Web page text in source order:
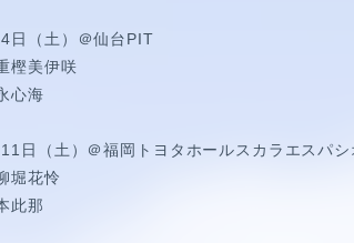
日（土）＠仙台PIT
樫美伊咲
心海
日（土）＠福岡トヨタホールスカラエスパシ
堀花怜
此那